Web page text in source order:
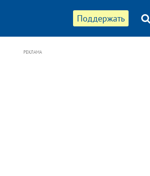
Поддержать
РЕКЛАМА